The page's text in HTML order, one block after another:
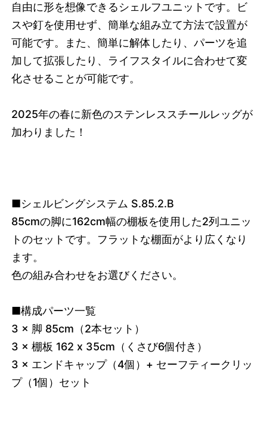
自由に形を想像できるシェルフユニットです。ビ
スや釘を使用せず、簡単な組み立て方法で設置が
可能です。また、簡単に解体したり、パーツを追
加して拡張したり、ライフスタイルに合わせて変
化させることが可能です。
2025年の春に新色のステンレススチールレッグが
加わりました！
■シェルビングシステム S.85.2.B
85cmの脚に162cm幅の棚板を使用した2列ユニッ
トのセットです。フラットな棚面がより広くなり
ます。
色の組み合わせをお選びください。
■構成パーツ一覧
3 × 脚 85cm（2本セット）
3 × 棚板 162 x 35cm（くさび6個付き）
3 × エンドキャップ（4個）+ セーフティークリッ
プ（1個）セット